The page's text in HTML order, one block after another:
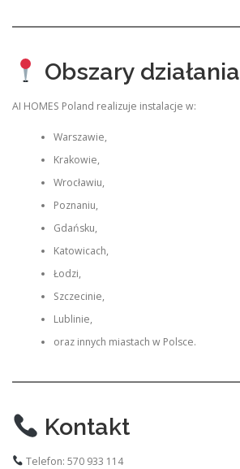
Obszary działania
AI HOMES Poland realizuje instalacje w:
Warszawie,
Krakowie,
Wrocławiu,
Poznaniu,
Gdańsku,
Katowicach,
Łodzi,
Szczecinie,
Lublinie,
oraz innych miastach w Polsce.
Kontakt
Telefon: 570 933 114